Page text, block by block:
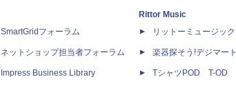
SmartGridフォーラム
ネットショップ担当者フォーラム
Impress Business Library
Rittor Music
リットーミュージック
楽器探そう!デジマート
TシャツPOD T-OD